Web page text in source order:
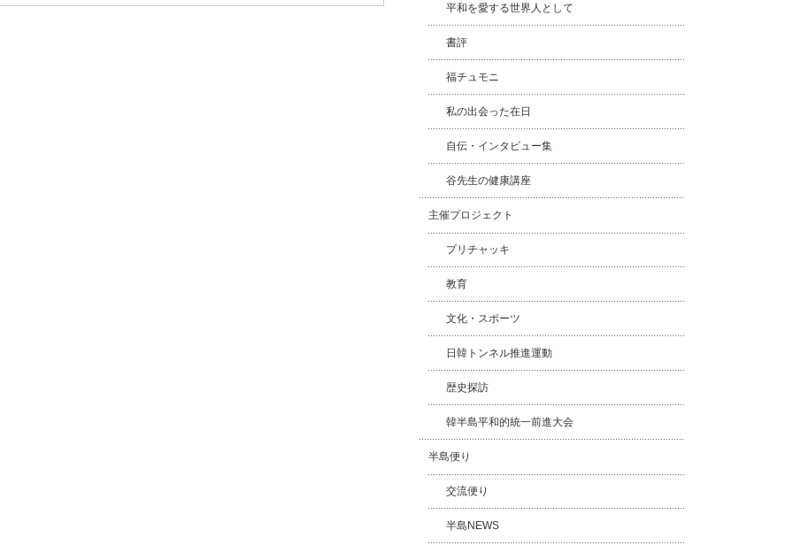
平和を愛する世界人として
書評
福チュモニ
私の出会った在日
自伝・インタビュー集
谷先生の健康講座
主催プロジェクト
プリチャッキ
教育
文化・スポーツ
日韓トンネル推進運動
歴史探訪
韓半島平和的統一前進大会
半島便り
交流便り
半島NEWS